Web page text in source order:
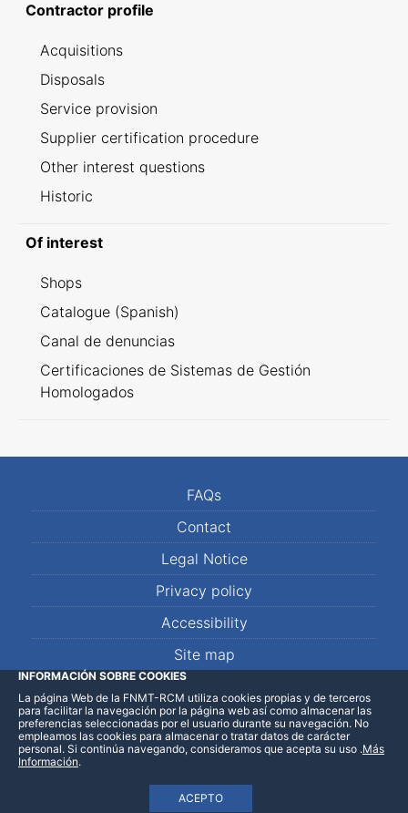
Contractor profile
Acquisitions
Disposals
Service provision
Supplier certification procedure
Other interest questions
Historic
Of interest
Shops
Catalogue (Spanish)
Canal de denuncias
Certificaciones de Sistemas de Gestión
Homologados
FAQs
Contact
Legal Notice
Privacy policy
Accessibility
Site map
LinkedInFacebookWhatsApp
INFORMACIÓN SOBRE COOKIES
La página Web de la FNMT-RCM utiliza cookies propias y de terceros
para facilitar la navegación por la página web así como almacenar las
preferencias seleccionadas por el usuario durante su navegación. No
empleamos las cookies para almacenar o tratar datos de carácter
personal. Si continúa navegando, consideramos que acepta su uso
ACEPTO
.Más
Información.